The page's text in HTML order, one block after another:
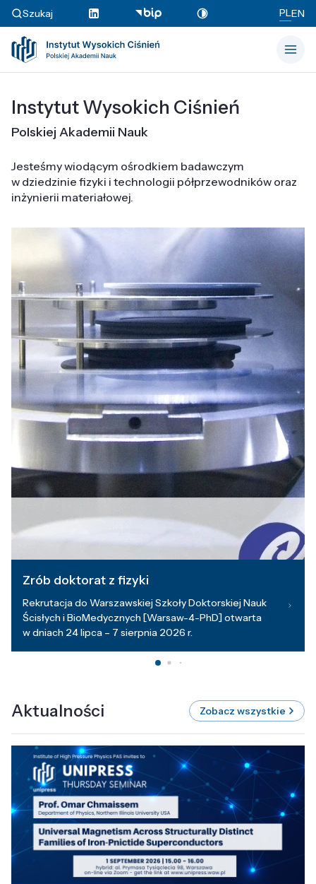
Szukaj PLEN
Instytut Wysokich Ciśnień
Polskiej Akademii Nauk
Jesteśmy wiodącym ośrodkiem badawczym
w dziedzinie fizyki i technologii półprzewodników oraz
inżynierii materiałowej.
Zrób doktorat z fizyki
Rekrutacja do Warszawskiej Szkoły Doktorskiej Nauk
Ścisłych i BioMedycznych [Warsaw-4-PhD] otwarta
w dniach 24 lipca – 7 sierpnia 2026 r.
Aktualności Zobacz wszystkie